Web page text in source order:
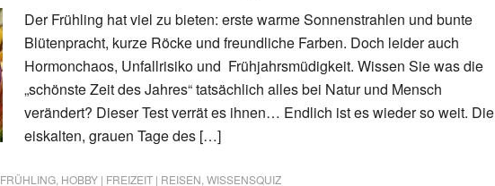
Der Frühling hat viel zu bieten: erste warme Sonnenstrahlen und bunte
Blütenpracht, kurze Röcke und freundliche Farben. Doch leider auch
Hormonchaos, Unfallrisiko und Frühjahrsmüdigkeit. Wissen Sie was die
„schönste Zeit des Jahres“ tatsächlich alles bei Natur und Mensch
verändert? Dieser Test verrät es ihnen… Endlich ist es wieder so weit. Die
eiskalten, grauen Tage des […]
FRÜHLING HOBBY | FREIZEIT | REISEN WISSENSQUIZ